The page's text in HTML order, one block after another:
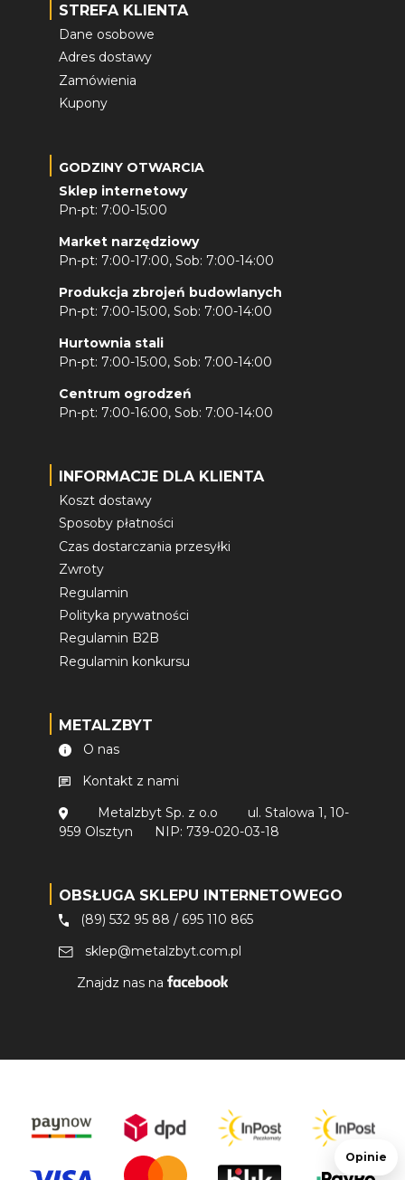
STREFA KLIENTA
Dane osobowe
Adres dostawy
Zamówienia
Kupony
GODZINY OTWARCIA
Sklep internetowy
Pn-pt: 7:00-15:00
Market narzędziowy
Pn-pt: 7:00-17:00, Sob: 7:00-14:00
Produkcja zbrojeń budowlanych
Pn-pt: 7:00-15:00, Sob: 7:00-14:00
Hurtownia stali
Pn-pt: 7:00-15:00, Sob: 7:00-14:00
Centrum ogrodzeń
Pn-pt: 7:00-16:00, Sob: 7:00-14:00
INFORMACJE DLA KLIENTA
Koszt dostawy
Sposoby płatności
Czas dostarczania przesyłki
Zwroty
Regulamin
Polityka prywatności
Regulamin B2B
Regulamin konkursu
METALZBYT
O nas
Kontakt z nami
Metalzbyt Sp. z o.o
ul. Stalowa 1, 10-
959 Olsztyn
NIP: 739-020-03-18
OBSŁUGA SKLEPU INTERNETOWEGO
(89) 532 95 88 / 695 110 865
sklep@metalzbyt.com.pl
Znajdz nas na
Opinie